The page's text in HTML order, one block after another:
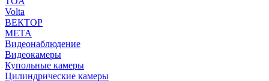
Volta
ВЕКТОР
МЕТА
Видеонаблюдение
Видеокамеры
Купольные камеры
Цилиндрические камеры